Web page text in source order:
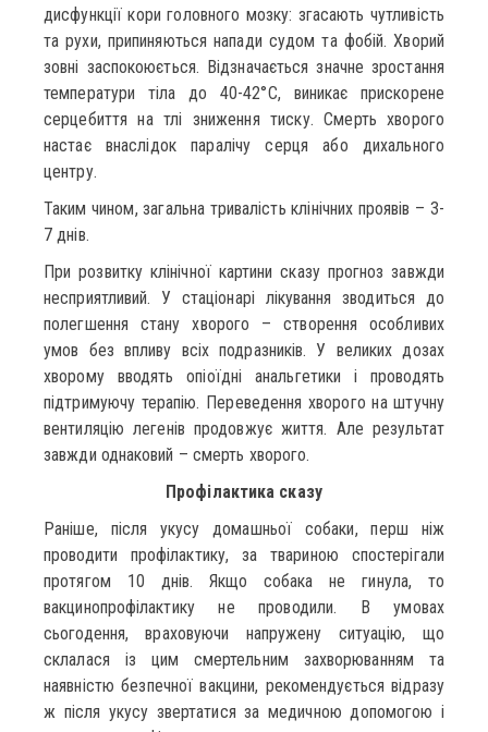
дисфункції кори головного мозку: згасають чутливість
та рухи, припиняються напади судом та фобій. Хворий
зовні заспокоюється. Відзначається значне зростання
температури тіла до 40-42°С, виникає прискорене
серцебиття на тлі зниження тиску. Смерть хворого
настає внаслідок паралічу серця або дихального
центру.
Таким чином, загальна тривалість клінічних проявів – 3-
7 днів.
При розвитку клінічної картини сказу прогноз завжди
несприятливий. У стаціонарі лікування зводиться до
полегшення стану хворого – створення особливих
умов без впливу всіх подразників. У великих дозах
хворому вводять опіоїдні анальгетики і проводять
підтримуючу терапію. Переведення хворого на штучну
вентиляцію легенів продовжує життя. Але результат
завжди однаковий – смерть хворого.
Профілактика сказу
Раніше, після укусу домашньої собаки, перш ніж
проводити профілактику, за твариною спостерігали
протягом 10 днів. Якщо собака не гинула, то
вакцинопрофілактику не проводили. В умовах
сьогодення, враховуючи напружену ситуацію, що
склалася із цим смертельним захворюванням та
наявністю безпечної вакцини, рекомендується відразу
ж після укусу звертатися за медичною допомогою і